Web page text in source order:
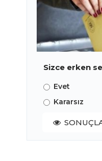
Sizce erken
Evet
Kararsız